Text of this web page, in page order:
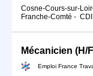
Cosne-Cours-sur-
Franche-Comté - CDI
Mécanicien (H/
Emploi France